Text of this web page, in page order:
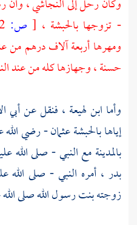
وكان رحل إلىالنجاشي، وأن
- تزوجها بالحبشة ، [ ص:
ومهرها أربعة آلاف درهم من
حسنة، وجهازها كله من عند
وأما ابن لهيعة ، فنقل عنأبي
إياهابالحبشةعثمان- رضي
بالمدينةمع النبي - صلى الله
بدر ، أمره النبي - صلى
زوجته بنت رسول الله صلى